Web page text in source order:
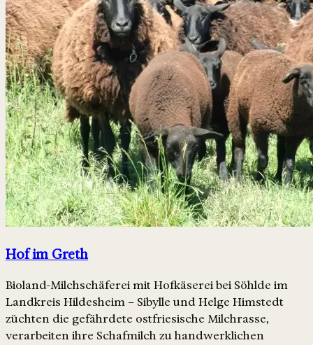
Hof im Greth
Bioland-Milchschäferei mit Hofkäserei bei Söhlde im
Landkreis Hildesheim – Sibylle und Helge Himstedt
züchten die gefährdete ostfriesische Milchrasse,
verarbeiten ihre Schafmilch zu handwerklichen